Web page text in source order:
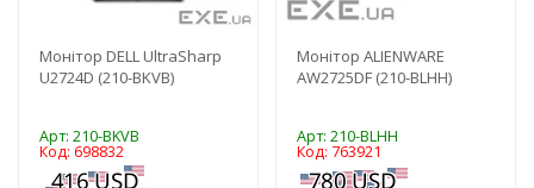
Монітор DELL UltraSharp
U2724D (210-BKVB)
Арт: 210-BKVB
Код: 698832
Монітор ALIENWARE
AW2725DF (210-BLHH)
Арт: 210-BLHH
Код: 763921